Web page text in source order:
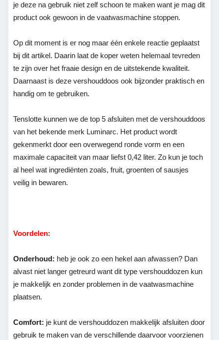
je deze na gebruik niet zelf schoon te maken want je mag dit
product ook gewoon in de vaatwasmachine stoppen.
Op dit moment is er nog maar één enkele reactie geplaatst
bij dit artikel. Daarin laat de koper weten helemaal tevreden
te zijn over het fraaie design en de uitstekende kwaliteit.
Daarnaast is deze vershouddoos ook bijzonder praktisch en
handig om te gebruiken.
Tenslotte kunnen we de top 5 afsluiten met de vershouddoos
van het bekende merk Luminarc. Het product wordt
gekenmerkt door een overwegend ronde vorm en een
maximale capaciteit van maar liefst 0,42 liter. Zo kun je toch
al heel wat ingrediënten zoals, fruit, groenten of sausjes
veilig in bewaren.
Voordelen:
Onderhoud: heb je ook zo een hekel aan afwassen? Dan
alvast niet langer getreurd want dit type vershouddozen kun
je makkelijk en zonder problemen in de vaatwasmachine
plaatsen.
Comfort: je kunt de vershouddozen makkelijk afsluiten door
gebruik te maken van de verschillende daarvoor voorzienen